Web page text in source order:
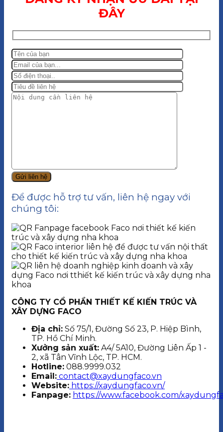
ĐÂY
Để được hỗ trợ tư vấn, liên hệ ngay với
chúng tôi:
CÔNG TY CỔ PHẦN THIẾT KẾ KIẾN TRÚC VÀ
XÂY DỰNG FACO
Địa chỉ: Số 75/1, Đường Số 23, P. Hiệp Bình,
TP. Hồ Chí Minh.
Xưởng sản xuất: A4/ 5A10, Đường Liên Ấp 1 -
2, xã Tân Vĩnh Lộc, TP. HCM.
Hotline: 088.9999.032
Email: contact@xaydungfaco.vn
Website: https://xaydungfaco.vn/
Fanpage: https://www.facebook.com/